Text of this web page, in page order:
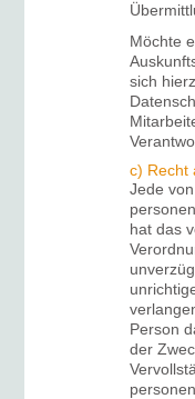
Möchte
sich
c) Recht
Jede
hat das
Person
der